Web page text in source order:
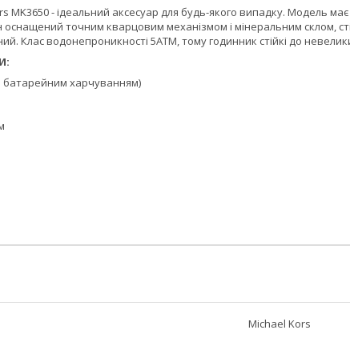
MK3650 - ідеальний аксесуар для будь-якого випадку. Модель
оснащений точним кварцовим механізмом і мінеральним склом,
Клас водонепроникності 5ATM, тому годинник стійкі до
батарейним харчуванням)
Michael Kors